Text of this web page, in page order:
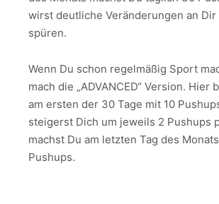
wirst deutliche Veränderungen an
spüren.
Wenn Du schon regelmäßig Sport
mach die „ADVANCED“ Version. Hier
am ersten der 30 Tage mit 10
steigerst Dich um jeweils 2 Pushups
machst Du am letzten Tag des
Pushups.